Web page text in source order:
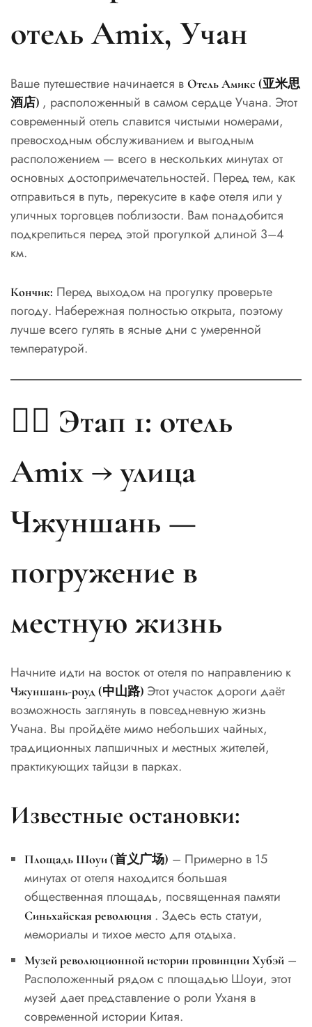
отель Amix, Учан
Ваше путешествие начинается в Отель Амикс (亚米思
酒店) , расположенный в самом сердце Учана. Этот
современный отель славится чистыми номерами,
превосходным обслуживанием и выгодным
расположением — всего в нескольких минутах от
основных достопримечательностей. Перед тем, как
отправиться в путь, перекусите в кафе отеля или у
уличных торговцев поблизости. Вам понадобится
подкрепиться перед этой прогулкой длиной 3–4
км.
Кончик: Перед выходом на прогулку проверьте
погоду. Набережная полностью открыта, поэтому
лучше всего гулять в ясные дни с умеренной
температурой.
🚶‍♂️ Этап 1: отель
Amix → улица
Чжуншань —
погружение в
местную жизнь
Начните идти на восток от отеля по направлению к
Чжуншань-роуд (中山路) Этот участок дороги даёт
возможность заглянуть в повседневную жизнь
Учана. Вы пройдёте мимо небольших чайных,
традиционных лапшичных и местных жителей,
практикующих тайцзи в парках.
Известные остановки:
Площадь Шоуи (首义广场) – Примерно в 15
минутах от отеля находится большая
общественная площадь, посвященная памяти
Синьхайская революция . Здесь есть статуи,
мемориалы и тихое место для отдыха.
Музей революционной истории провинции Хубэй–
Расположенный рядом с площадью Шоуи, этот
музей дает представление о роли Уханя в
современной истории Китая.